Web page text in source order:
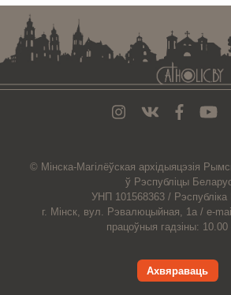
© Мiнска-Магiлёўская архiдыяцэзiя
ў Рэспубліцы
УНП 101568363 /
г. Мінск, вул. Рэвалюцыйная, 1а / e-
працоўныя гадзіны:
Ахвяраваць